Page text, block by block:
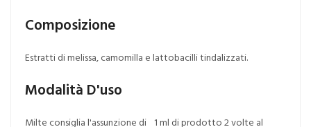
Composizione
Estratti di melissa, camomilla e lattobacilli tindalizzati.
Modalità D'uso
Milte consiglia l'assunzione di 1 ml di prodotto 2 volte al